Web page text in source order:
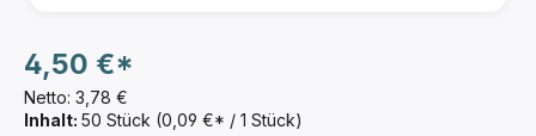
Netto: 3,78 €
4,50 €*
Inhalt: 50 Stück (0,09 €* / 1 Stück)